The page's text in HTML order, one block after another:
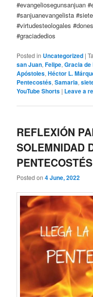
#evangeliosegunsanjuan
#sanjuanevangelista
#virtudesteologales
#graciadedios
Posted in Uncategorized |
san Juan,Felipe,Gracia de
Apóstoles,Héctor L.
Pentecostés,Samaria,
YouTube Shorts | Leave a
REFLEXIÓN
SOLEMNIDAD
Posted on4 June, 2022